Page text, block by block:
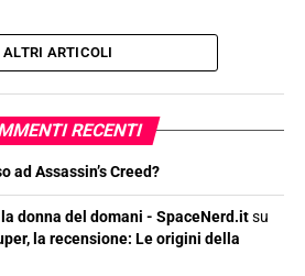
ALTRI ARTICOLI
RECENTI
ad Assassin’s Creed?
donna del domani - SpaceNerd.itsu
la recensione: Le origini della